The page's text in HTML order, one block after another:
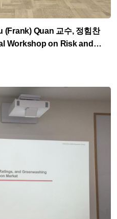
(Frank) Quan 교수, 정힘찬
Workshop on Risk and